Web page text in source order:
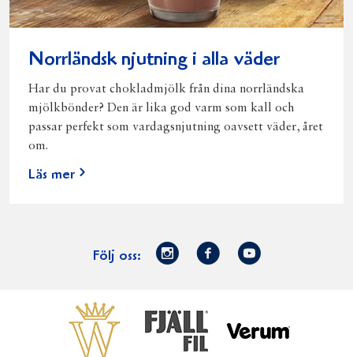
Norrländsk njutning i alla väder
Har du provat chokladmjölk från dina norrländska
mjölkbönder? Den är lika god varm som kall och
passar perfekt som vardagsnjutning oavsett väder, året
om.
Läs mer
Följ oss:
Norrmejerier
Facebook
Youtube
Gör gott för Norrländska
VästerbottensostFjällfil